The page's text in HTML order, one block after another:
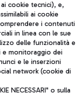
da Roma
cookie tecnici), e,
ai cookie
i contenuti
in linea con le sue
delle funzionalità e
e monitoraggio dei
e le inserzioni
network (cookie di
NECESSARI" o sulla